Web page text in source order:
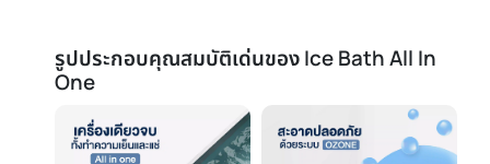
รูปประกอบคุณสมบัติเด่นของ Ice Bath All In
One